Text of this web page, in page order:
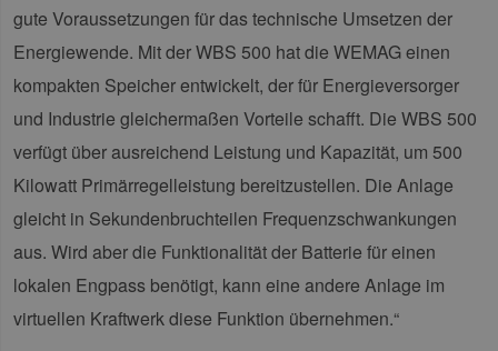
gute Voraussetzungen für das technische Umsetzen der
Energiewende. Mit der WBS 500 hat die WEMAG einen
kompakten Speicher entwickelt, der für Energieversorger
und Industrie gleichermaßen Vorteile schafft. Die WBS 500
verfügt über ausreichend Leistung und Kapazität, um 500
Kilowatt Primärregelleistung bereitzustellen. Die Anlage
gleicht in Sekundenbruchteilen Frequenzschwankungen
aus. Wird aber die Funktionalität der Batterie für einen
lokalen Engpass benötigt, kann eine andere Anlage im
virtuellen Kraftwerk diese Funktion übernehmen.“